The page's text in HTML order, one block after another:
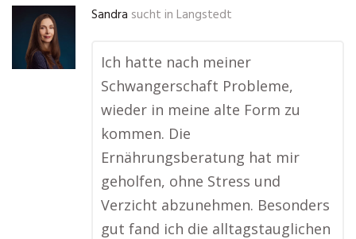
Sandra sucht in Langstedt
Ich hatte nach meiner
Schwangerschaft Probleme,
wieder in meine alte Form zu
kommen. Die
Ernährungsberatung hat mir
geholfen, ohne Stress und
Verzicht abzunehmen. Besonders
gut fand ich die alltagstauglichen